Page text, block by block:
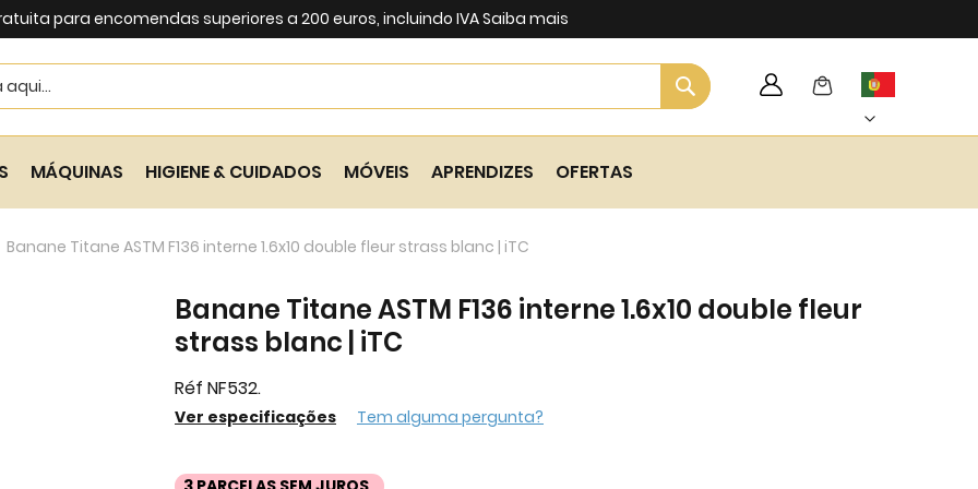
para encomendas superiores a 200 euros, incluindo IVASaiba mais
Search
Search My Cart
Language
MÁQUINAS HIGIENE & CUIDADOS MÓVEIS APRENDIZES OFERTAS
Banane Titane ASTM F136 interne 1.6x10 double fleur strass blanc | iTC
Banane Titane ASTM F136 interne 1.6x10 double fleur
strass blanc | iTC
Réf NF532.
Ver especificações Tem alguma pergunta?